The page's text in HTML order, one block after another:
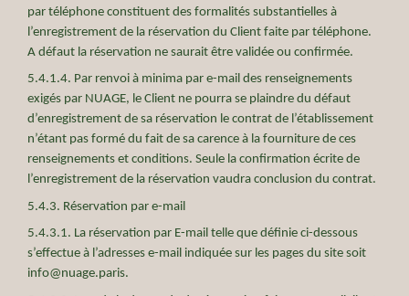
par téléphone constituent des formalités substantielles à
l’enregistrement de la réservation du Client faite par téléphone.
A défaut la réservation ne saurait être validée ou confirmée.
5.4.1.4. Par renvoi à minima par e-mail des renseignements
exigés par NUAGE, le Client ne pourra se plaindre du défaut
d’enregistrement de sa réservation le contrat de l’établissement
n’étant pas formé du fait de sa carence à la fourniture de ces
renseignements et conditions. Seule la confirmation écrite de
l’enregistrement de la réservation vaudra conclusion du contrat.
5.4.3. Réservation par e-mail
5.4.3.1. La réservation par E-mail telle que définie ci-dessous
s’effectue à l’adresses e-mail indiquée sur les pages du site soit
info@nuage.paris.